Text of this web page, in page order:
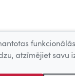
atzīmējiet savu